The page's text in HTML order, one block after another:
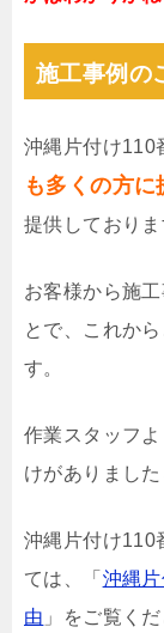
施工事例の
沖縄片付け110
も多くの方に
提供しておりま
お客様から施
とで、これか
す。
作業スタッフ
けがありまし
沖縄片付け110
ては、「 沖縄
由 」をご覧く